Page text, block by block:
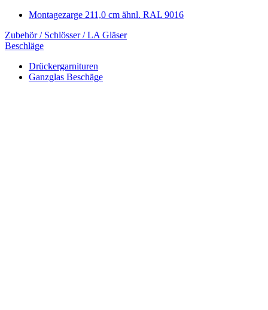
Montagezarge 211,0 cm ähnl. RAL 9016
Zubehör / Schlösser / LA Gläser
Beschläge
Drückergarnituren
Ganzglas Beschäge